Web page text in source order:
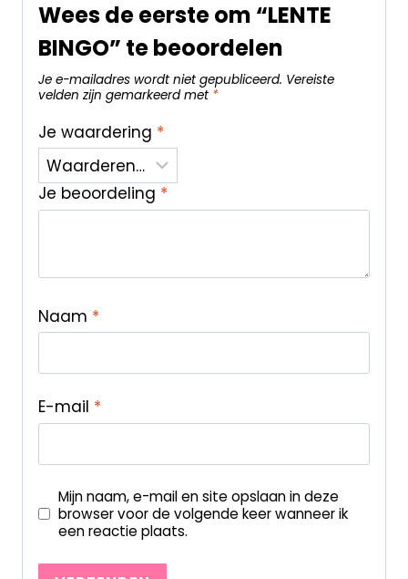
Wees de eerste om “LENTE
BINGO” te beoordelen
Je e-mailadres wordt niet gepubliceerd. Vereiste
velden zijn gemarkeerd met *
Je waardering *
Je beoordeling *
Naam *
E-mail *
Mijn naam, e-mail en site opslaan in deze
browser voor de volgende keer wanneer ik
een reactie plaats.